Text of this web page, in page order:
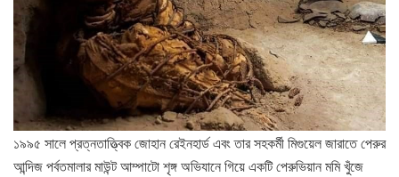
১৯৯৫ সালে প্রত্নতাত্ত্বিক জোহান রেইনহার্ড এবং তার সহকর্মী মিগুয়েল জারাতে পেরুর
আন্দিজ পর্বতমালার মাউন্ট আম্পাটো শৃঙ্গ অভিযানে গিয়ে একটি পেরুভিয়ান মমি খুঁজে